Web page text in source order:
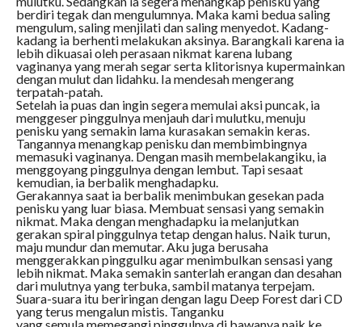
berdiri tegak dan mengulumnya. Maka kami bedua saling
mengulum, saling menjilati dan saling menyedot. Kadang-
kadang ia berhenti melakukan aksinya. Barangkali karena ia
lebih dikuasai oleh perasaan nikmat karena lubang
vaginanya yang merah segar serta klitorisnya kupermainkan
dengan mulut dan lidahku. Ia mendesah mengerang
terpatah-patah.
Setelah ia puas dan ingin segera memulai aksi puncak, ia
menggeser pinggulnya menjauh dari mulutku, menuju
penisku yang semakin lama kurasakan semakin keras.
Tangannya menangkap penisku dan membimbingnya
memasuki vaginanya. Dengan masih membelakangiku, ia
menggoyang pinggulnya dengan lembut. Tapi sesaat
kemudian, ia berbalik menghadapku.
Gerakannya saat ia berbalik menimbukan gesekan pada
penisku yang luar biasa. Membuat sensasi yang semakin
nikmat. Maka dengan menghadapku ia melanjutkan
gerakan spiral pinggulnya tetap dengan halus. Naik turun,
maju mundur dan memutar. Aku juga berusaha
menggerakkan pinggulku agar menimbulkan sensasi yang
lebih nikmat. Maka semakin santerlah erangan dan desahan
dari mulutnya yang terbuka, sambil matanya terpejam.
Suara-suara itu beriringan dengan lagu Deep Forest dari CD
yang terus mengalun mistis. Tanganku